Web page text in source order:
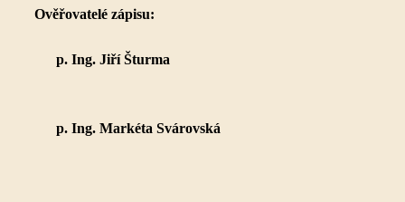
Ověřovatelé zápisu:
p. Ing. Jiří Šturma
p. Ing. Markéta Svárovská